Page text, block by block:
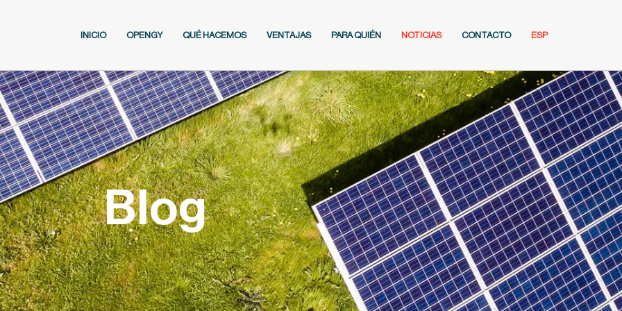
INICIO OPENGY QUÉ HACEMOS VENTAJAS PARA QUIÉN NOTICIAS CONTACTO ESP
Blog